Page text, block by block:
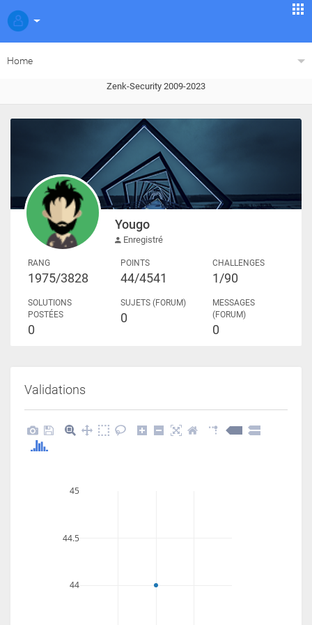
Home
Zenk-Security 2009-2023
Yougo
Enregistré
RANG
1975/3828
POINTS
44/4541
CHALLENGES
1/90
SOLUTIONS
POSTÉES
0
SUJETS (FORUM)
0
MESSAGES
(FORUM)
0
Validations
44
44.5
45